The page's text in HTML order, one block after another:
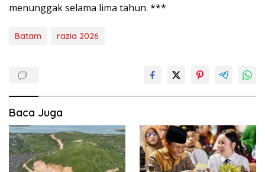
menunggak selama lima tahun. ***
Batam razia 2026
Baca Juga